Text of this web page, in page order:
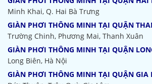
Minh Khai, Q. Hai Bà Trưng
GIÀN PHƠI THÔNG MINH TẠI QUẬN
Trường Chinh, Phương Mai, Thanh Xuân
GIÀN PHƠI THÔNG MINH TẠI QUẬN
Long Biên, Hà Nội
GIÀN PHƠI THÔNG MINH TẠI QUẬN GIA